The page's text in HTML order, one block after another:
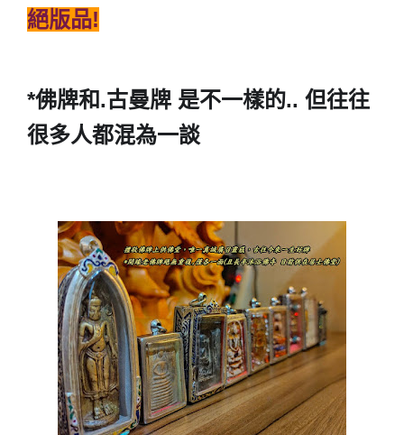
絕版品!
*佛牌和.古曼牌 是不一樣的.. 但往往
很多人都混為一談